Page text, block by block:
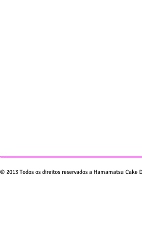
© 2013 Todos os direitos reservados a Hamamatsu Cake